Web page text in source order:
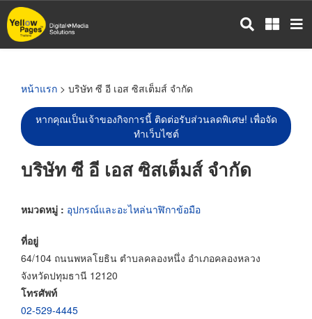
ข้าม
ไป
หน้าแรก > บริษัท ซี อี เอส ซิสเต็มส์ จำกัด
หากคุณเป็นเจ้าของกิจการนี้ ติดต่อรับส่วนลดพิเศษ! เพื่อจัด
ทำเว็บไซต์
บริษัท ซี อี เอส ซิสเต็มส์ จำกัด
หมวดหมู่ : อุปกรณ์และอะไหล่นาฬิกาข้อมือ
ที่อยู่
64/104 ถนนพหลโยธิน ตำบลคลองหนึ่ง อำเภอคลองหลวง
จังหวัดปทุมธานี 12120
โทรศัพท์
02-529-4445